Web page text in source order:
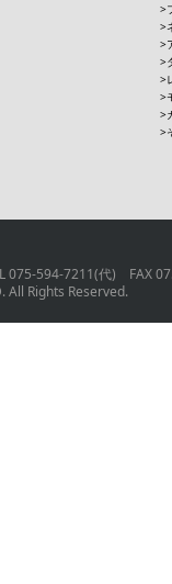
075-594-7211(代) FAX
All Rights Reserved.